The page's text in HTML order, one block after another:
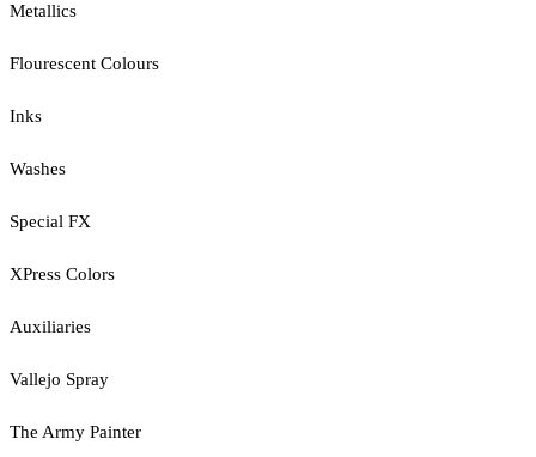
Metallics
Flourescent Colours
Inks
Washes
Special FX
XPress Colors
Auxiliaries
Vallejo Spray
The Army Painter